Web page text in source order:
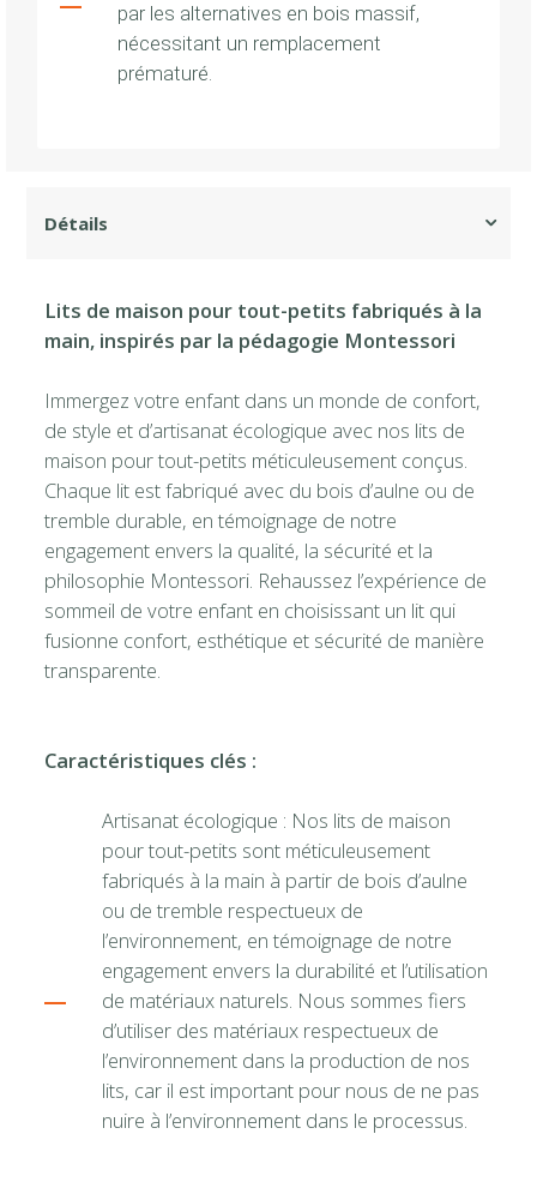
par les alternatives en bois massif,
nécessitant un remplacement
prématuré.
Lits de maison pour tout-petits fabriqués à la
main, inspirés par la pédagogie Montessori
Immergez votre enfant dans un monde de confort,
de style et d’artisanat écologique avec nos lits de
maison pour tout-petits méticuleusement conçus.
Chaque lit est fabriqué avec du bois d’aulne ou de
tremble durable, en témoignage de notre
engagement envers la qualité, la sécurité et la
philosophie Montessori. Rehaussez l’expérience de
sommeil de votre enfant en choisissant un lit qui
fusionne confort, esthétique et sécurité de manière
transparente.
Caractéristiques clés :
Artisanat écologique : Nos lits de maison
pour tout-petits sont méticuleusement
fabriqués à la main à partir de bois d’aulne
ou de tremble respectueux de
l’environnement, en témoignage de notre
engagement envers la durabilité et l’utilisation
de matériaux naturels. Nous sommes fiers
d’utiliser des matériaux respectueux de
l’environnement dans la production de nos
lits, car il est important pour nous de ne pas
nuire à l’environnement dans le processus.